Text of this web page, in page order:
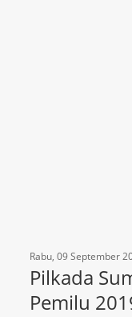
Rabu, 09 September
Pilkada
Pemilu